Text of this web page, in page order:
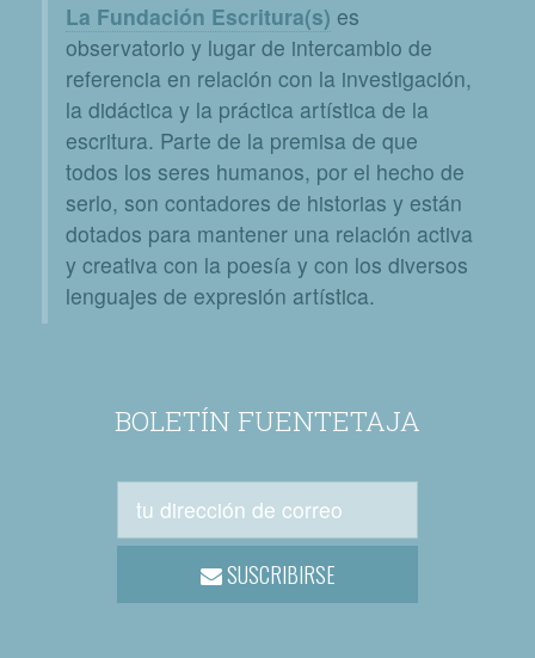
La Fundación Escritura(s) es
observatorio y lugar de intercambio de
referencia en relación con la investigación,
la didáctica y la práctica artística de la
escritura. Parte de la premisa de que
todos los seres humanos, por el hecho de
serlo, son contadores de historias y están
dotados para mantener una relación activa
y creativa con la poesía y con los diversos
lenguajes de expresión artística.
BOLETÍN FUENTETAJA
SUSCRIBIRSE